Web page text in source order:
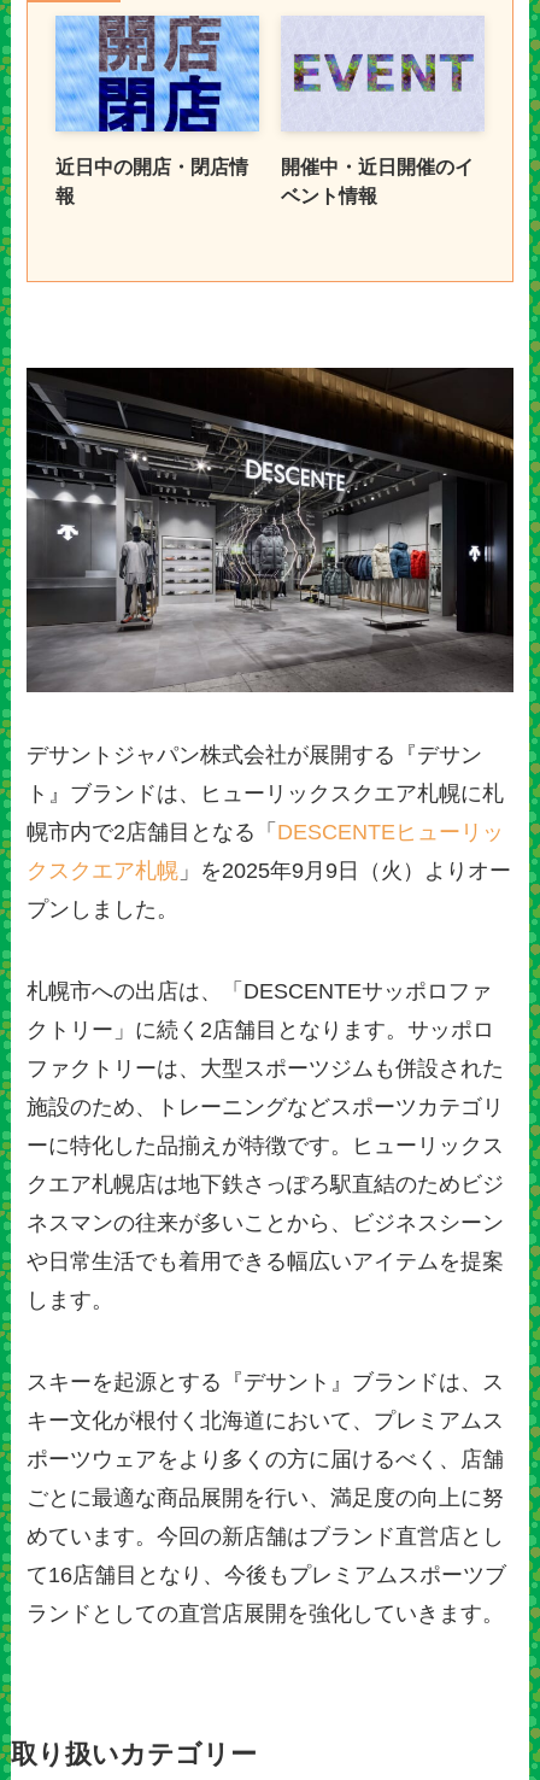
近日中の開店・閉店情
報
開催中・近日開催のイ
ベント情報
デサントジャパン株式会社が展開する『デサン
ト』ブランドは、ヒューリックスクエア札幌に札
幌市内で2店舗目となる「 DESCENTEヒューリッ
クスクエア札幌 」を2025年9月9日（火）よりオー
プンしました。
札幌市への出店は、「DESCENTEサッポロファ
クトリー」に続く2店舗目となります。サッポロ
ファクトリーは、大型スポーツジムも併設された
施設のため、トレーニングなどスポーツカテゴリ
ーに特化した品揃えが特徴です。ヒューリックス
クエア札幌店は地下鉄さっぽろ駅直結のためビジ
ネスマンの往来が多いことから、ビジネスシーン
や日常生活でも着用できる幅広いアイテムを提案
します。
スキーを起源とする『デサント』ブランドは、ス
キー文化が根付く北海道において、プレミアムス
ポーツウェアをより多くの方に届けるべく、店舗
ごとに最適な商品展開を行い、満足度の向上に努
めています。今回の新店舗はブランド直営店とし
て16店舗目となり、今後もプレミアムスポーツブ
ランドとしての直営店展開を強化していきます。
取り扱いカテゴリー